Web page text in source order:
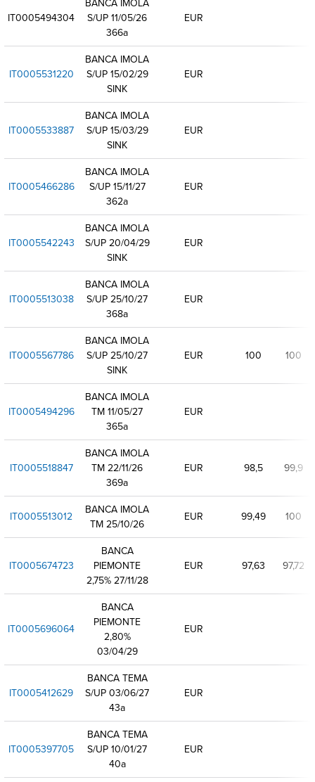
IT0005494304
S/UP 11/05/26
366a
EUR
IT0005531220
BANCA IMOLA
S/UP 15/02/29
SINK
EUR
IT0005533887
BANCA IMOLA
S/UP 15/03/29
SINK
EUR
IT0005466286
BANCA IMOLA
S/UP 15/11/27
362a
EUR
IT0005542243
BANCA IMOLA
S/UP 20/04/29
SINK
EUR
IT0005513038
BANCA IMOLA
S/UP 25/10/27
368a
EUR
IT0005567786
BANCA IMOLA
S/UP 25/10/27
SINK
EUR 100 100
IT0005494296
BANCA IMOLA
TM 11/05/27
365a
EUR
IT0005518847
BANCA IMOLA
TM 22/11/26
369a
EUR 98,5 99,9
IT0005513012
BANCA IMOLA
TM 25/10/26
EUR 99,49 100
IT0005674723
BANCA
PIEMONTE
2,75% 27/11/28
EUR 97,63 97,72
IT0005696064
BANCA
PIEMONTE
2,80%
03/04/29
EUR
IT0005412629
BANCA TEMA
S/UP 03/06/27
43a
EUR
IT0005397705
BANCA TEMA
S/UP 10/01/27
40a
EUR